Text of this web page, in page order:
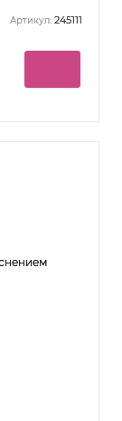
Артикул: 245111